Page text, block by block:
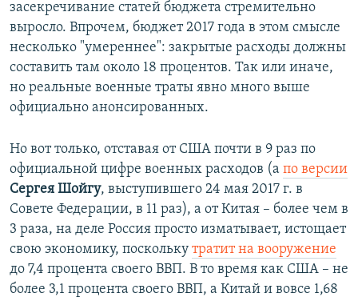
засекречивание статей бюджета стремительно
выросло. Впрочем, бюджет 2017 года в этом смысле
несколько "умереннее": закрытые расходы должны
составить там около 18 процентов. Так или иначе,
но реальные военные траты явно много выше
официально анонсированных.
Но вот только, отставая от США почти в 9 раз по
официальной цифре военных расходов (а по версии
Сергея Шойгу, выступившего 24 мая 2017 г. в
Совете Федерации, в 11 раз), а от Китая – более чем в
3 раза, на деле Россия просто изматывает, истощает
свою экономику, поскольку тратит на вооружение
до 7,4 процента своего ВВП. В то время как США – не
более 3,1 процента своего ВВП, а Китай и вовсе 1,68